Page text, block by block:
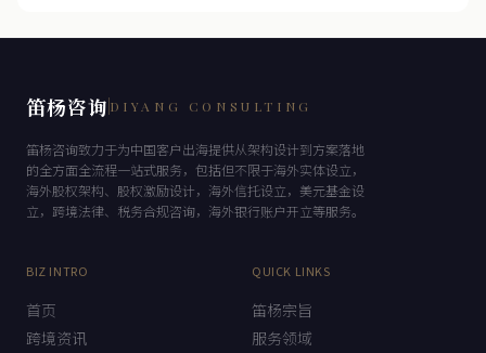
笛杨咨询 DIYANG CONSULTING
笛杨咨询致力于为中国客户出海提供从架构设计到方案落地
的全方面全流程一站式服务，包括但不限于海外实体设立，
海外股权架构、股权激励设计，海外信托设立，美元基金设
立，跨境法律、税务合规咨询，海外银行账户开立等服务。
BIZ INTRO
首页
跨境资讯
QUICK LINKS
笛杨宗旨
服务领域